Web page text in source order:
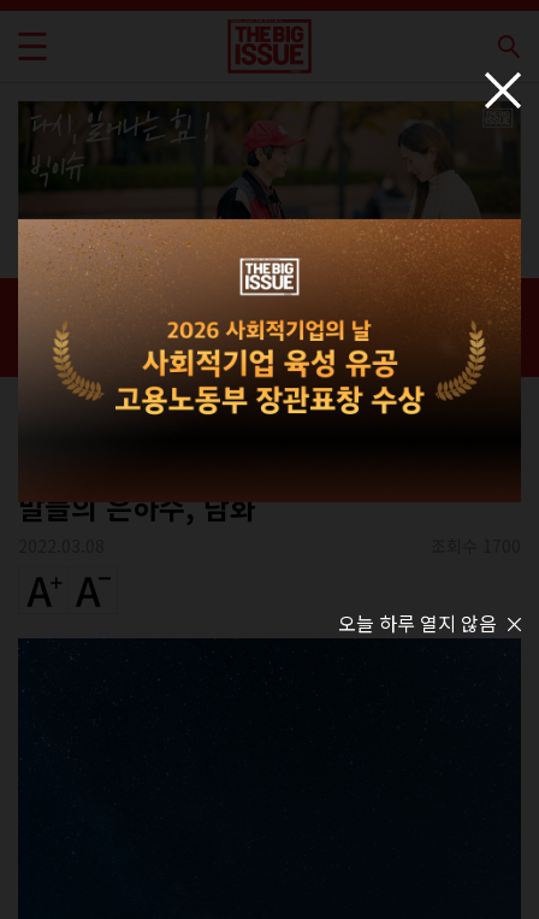
신간 · 과월호
홈 / 매거진 / 신간 · 과월호
말들의 은하수, 담화
오늘 하루 열지 않음